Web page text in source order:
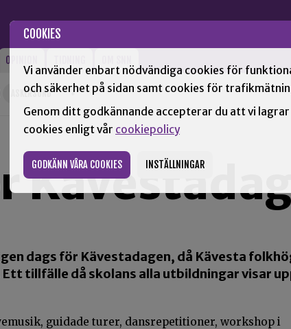
COOKIES
Vi använder enbart nödvändiga cookies för
och säkerhet på sidan samt cookies för
Genom ditt godkännande accepterar du att vi lagrar
cookies enligt vår cookiepolicy
GODKÄNN VÅRA COOKIES INSTÄLLNINGAR
OPINION
ASKERSUND +
dags för Kävestadagen, då Kävesta
Ett tillfälle då skolans alla utbildningar visar
guidade turer, dansrepetitioner, workshop i